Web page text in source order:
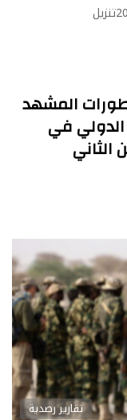
المشهد
في
تقارير رصدية